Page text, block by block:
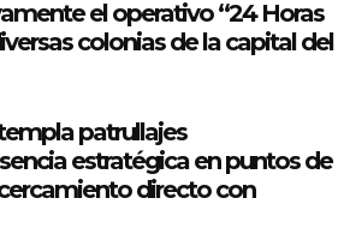
eloperativo“24Horas
colonias de lacapitaldel
patrullajes
estratégica en puntos de
directo con